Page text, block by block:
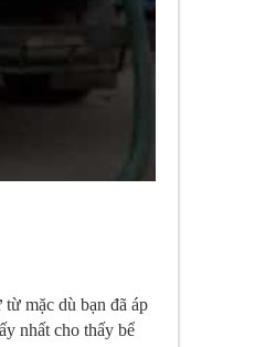
mặc dù bạn đã áp
nhất cho thấy bể